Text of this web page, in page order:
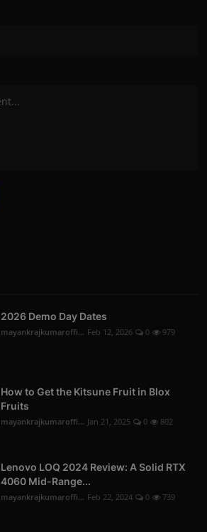
2026 Demo Day Dates
mayankrajkumaroffi... Feb 12, 2026 0 979
How to Get the Kitsune Fruit in Blox
Fruits
mayankrajkumaroffi... Jan 21, 2025 0 802
Lenovo LOQ 2024 Review: A Solid RTX
4060 Mid-Range...
mayankrajkumaroffi... Feb 22, 2024 0 739